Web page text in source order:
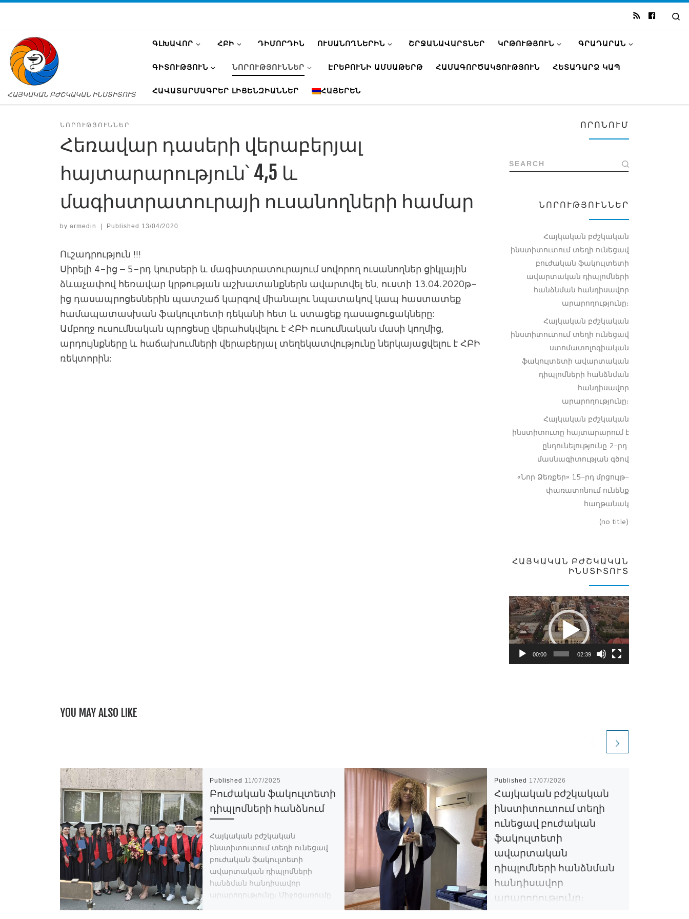
ՀԱՅԿԱԿԱՆ ԲԺՇԿԱԿԱՆ ԻՆՍՏԻՏՈՒՏ
ԳԼԽԱՎՈՐ ՀԲԻ ԴԻՄՈՐԴԻՆ ՈՒՍԱՆՈՂՆԵՐԻՆ ՇՐՋԱՆԱՎԱՐՏՆԵՐ ԿՐԹՈՒԹՅՈՒՆ ԳՐԱԴԱՐԱՆ
ԳԻՏՈՒԹՅՈՒՆ ՆՈՐՈՒԹՅՈՒՆՆԵՐ ԷՐԵԲՈՒՆԻ ԱՄՍԱԹԵՐԹ ՀԱՄԱԳՈՐԾԱԿՑՈՒԹՅՈՒՆ ՀԵՏԱԴԱՐՁ ԿԱՊ
ՀԱՎԱՏԱՐՄԱԳՐԵՐ ԼԻՑԵՆԶԻԱՆՆԵՐ ՀԱՅԵՐԵՆ
ՆՈՐՈՒԹՅՈՒՆՆԵՐ
Հեռավար դասերի վերաբերյալ
հայտարարություն՝ 4,5 և
մագիստրատուրայի ուսանողների համար
by armedin Published 13/04/2020
Ուշադրություն !!!
Սիրելի 4-ից – 5-րդ կուրսերի և մագիստրատուրայում սովորող ուսանողներ ցիկլային
ձևաչափով հեռավար կրթության աշխատանքներն ավարտվել են, ուստի 13.04.2020թ-
ից դասապրոցեսներին պատշաճ կարգով միանալու նպատակով կապ հաստատեք
համապատասխան ֆակուլտետի դեկանի հետ և ստացեք դասացուցակները:
Ամբողջ ուսումնական պրոցեսը վերահսկվելու է ՀԲԻ ուսումնական մասի կողմից,
արդույնքները և հաճախումների վերաբերյալ տեղեկատվությունը ներկայացվելու է ՀԲԻ
ռեկտորին:
YOU MAY ALSO LIKE
Published 11/07/2025
Բուժական ֆակուլտետի
դիպլոմների հանձնում
Հայկական բժշկական
ինստիտուտում տեղի ունեցավ
բուժական ֆակուլտետի
ավարտական դիպլոմների
հանձման հանդիսավոր
արարողությունը։ Միջոցառումը
Published 17/07/2026
Հայկական բժշկական
ինստիտուտում տեղի
ունեցավ բուժական
ֆակուլտետի
ավարտական
դիպլոմների հանձնման
հանդիսավոր
արարողությունը։
ՈՐՈՆՈՒՄ
SEARCH
ՆՈՐՈՒԹՅՈՒՆՆԵՐ
Հայկական բժշկական
ինստիտուտում տեղի ունեցավ
բուժական ֆակուլտետի
ավարտական դիպլոմների
հանձնման հանդիսավոր
արարողությունը։
Հայկական բժշկական
ինստիտուտում տեղի ունեցավ
ստոմատոլոգիական
ֆակուլտետի ավարտական
դիպլոմների հանձնման
հանդիսավոր
արարողությունը։
Հայկական բժշկական
ինստիտուտը հայտարարում է
ընդունելությունը 2-րդ
մասնագիտության գծով
«Նոր Ձեռքեր» 15-րդ մրցույթ-
փառատոնում ունենք
հաղթանակ
(no title)
ՀԱՅԿԱԿԱՆ ԲԺՇԿԱԿԱՆ
ԻՆՍՏԻՏՈՒՏ
Video
Player
00:00 02:39